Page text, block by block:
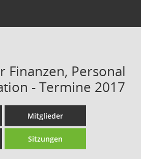
Finanzen, Personal
- Termine 2017
Mitglieder
Sitzungen